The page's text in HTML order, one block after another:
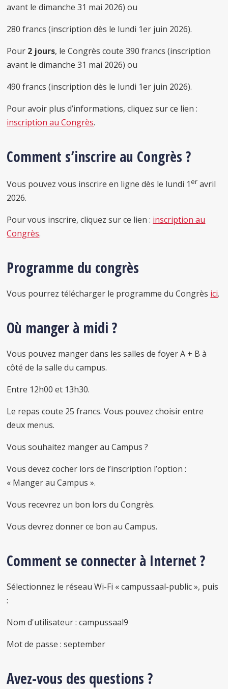
avant le dimanche 31 mai 2026) ou
280 francs (inscription dès le lundi 1er juin 2026).
Pour 2 jours, le Congrès coute 390 francs (inscription
avant le dimanche 31 mai 2026) ou
490 francs (inscription dès le lundi 1er juin 2026).
Pour avoir plus d’informations, cliquez sur ce lien :
inscription au Congrès.
Comment s’inscrire au Congrès ?
Vous pouvez vous inscrire en ligne dès le lundi 1er avril
2026.
Pour vous inscrire, cliquez sur ce lien : inscription au
Congrès.
Programme du congrès
Vous pourrez télécharger le programme du Congrès ici.
Où manger à midi ?
Vous pouvez manger dans les salles de foyer A + B à
côté de la salle du campus.
Entre 12h00 et 13h30.
Le repas coute 25 francs. Vous pouvez choisir entre
deux menus.
Vous souhaitez manger au Campus ?
Vous devez cocher lors de l’inscription l’option :
« Manger au Campus ».
Vous recevrez un bon lors du Congrès.
Vous devrez donner ce bon au Campus.
Comment se connecter à Internet ?
Sélectionnez le réseau Wi-Fi « campussaal-public », puis
:
Nom d'utilisateur : campussaal9
Mot de passe : september
Avez-vous des questions ?